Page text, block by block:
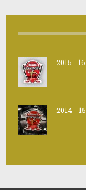
2015 -
2014 -